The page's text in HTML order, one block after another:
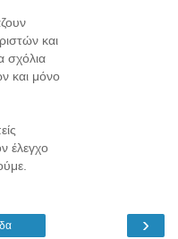
και
σχόλια
και μόνο
έλεγχο
›